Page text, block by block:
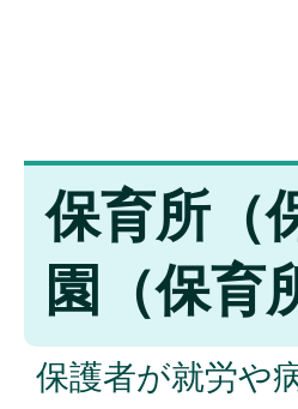
保育所（
園（保育
保護者が就労や